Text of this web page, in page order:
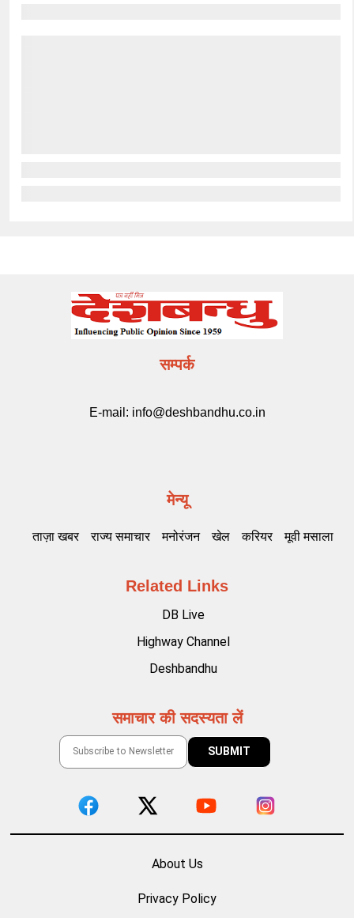
सम्पर्क
E-mail: info@deshbandhu.co.in
मेन्यू
ताज़ा खबर राज्य समाचार मनोरंजन खेल करियर मूवी मसाला
Related Links
DB Live
Highway Channel
Deshbandhu
समाचार की सदस्यता लें
About Us
Privacy Policy